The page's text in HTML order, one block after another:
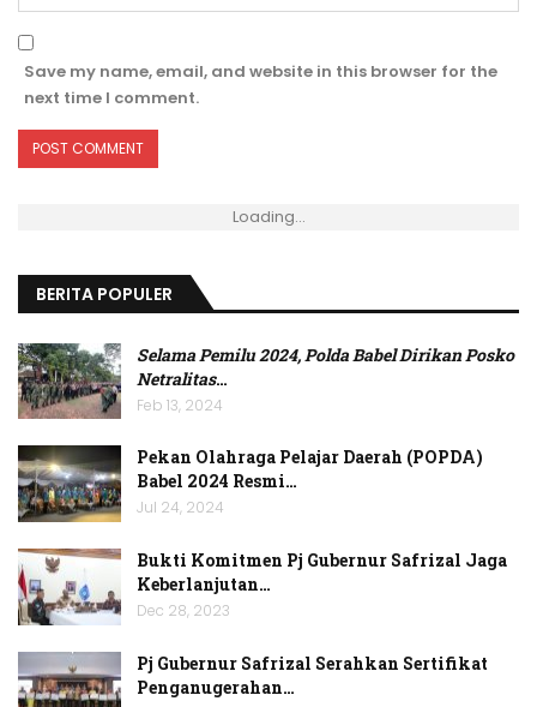
Save my name, email, and website in this browser for the
next time I comment.
Loading...
BERITA POPULER
Selama Pemilu 2024, Polda Babel Dirikan Posko
Netralitas…
Feb 13, 2024
Pekan Olahraga Pelajar Daerah (POPDA)
Babel 2024 Resmi…
Jul 24, 2024
Bukti Komitmen Pj Gubernur Safrizal Jaga
Keberlanjutan…
Dec 28, 2023
Pj Gubernur Safrizal Serahkan Sertifikat
Penganugerahan…